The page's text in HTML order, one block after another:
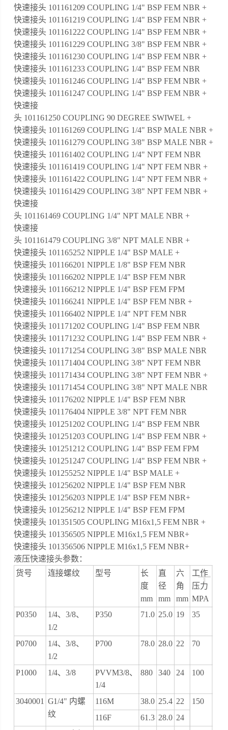
快速接头 101161209 COUPLING 1/4" BSP FEM NBR +
快速接头 101161219 COUPLING 1/4" BSP FEM NBR +
快速接头 101161222 COUPLING 1/4" BSP FEM NBR +
快速接头 101161229 COUPLING 3/8" BSP FEM NBR +
快速接头 101161230 COUPLING 1/4" BSP FEM NBR +
快速接头 101161233 COUPLING 1/4" BSP FEM NBR
快速接头 101161246 COUPLING 1/4" BSP FEM NBR +
快速接头 101161247 COUPLING 1/4" BSP FEM NBR +
快速接
头 101161250 COUPLING 90 DEGREE SWIWEL +
快速接头 101161269 COUPLING 1/4" BSP MALE NBR +
快速接头 101161279 COUPLING 3/8" BSP MALE NBR +
快速接头 101161402 COUPLING 1/4" NPT FEM NBR
快速接头 101161419 COUPLING 1/4" NPT FEM NBR +
快速接头 101161422 COUPLING 1/4" NPT FEM NBR +
快速接头 101161429 COUPLING 3/8" NPT FEM NBR +
快速接
头 101161469 COUPLING 1/4" NPT MALE NBR +
快速接
头 101161479 COUPLING 3/8" NPT MALE NBR +
快速接头 101165252 NIPPLE 1/4" BSP MALE +
快速接头 101166201 NIPPLE 1/8" BSP FEM NBR
快速接头 101166202 NIPPLE 1/4" BSP FEM NBR
快速接头 101166212 NIPPLE 1/4" BSP FEM FPM
快速接头 101166241 NIPPLE 1/4" BSP FEM NBR +
快速接头 101166402 NIPPLE 1/4" NPT FEM NBR
快速接头 101171202 COUPLING 1/4" BSP FEM NBR
快速接头 101171232 COUPLING 1/4" BSP FEM NBR +
快速接头 101171254 COUPLING 3/8" BSP MALE NBR
快速接头 101171404 COUPLING 3/8" NPT FEM NBR
快速接头 101171434 COUPLING 3/8" NPT FEM NBR +
快速接头 101171454 COUPLING 3/8" NPT MALE NBR
快速接头 101176202 NIPPLE 1/4" BSP FEM NBR
快速接头 101176404 NIPPLE 3/8" NPT FEM NBR
快速接头 101251202 COUPLING 1/4" BSP FEM NBR
快速接头 101251203 COUPLING 1/4" BSP FEM NBR +
快速接头 101251212 COUPLING 1/4" BSP FEM FPM
快速接头 101251247 COUPLING 1/4" BSP FEM NBR +
快速接头 101255252 NIPPLE 1/4" BSP MALE +
快速接头 101256202 NIPPLE 1/4" BSP FEM NBR
快速接头 101256203 NIPPLE 1/4" BSP FEM NBR+
快速接头 101256212 NIPPLE 1/4" BSP FEM FPM
快速接头 101351505 COUPLING M16x1,5 FEM NBR +
快速接头 101356505 NIPPLE M16x1,5 FEM NBR+
快速接头 101356506 NIPPLE M16x1,5 FEM NBR+
液压快速接头参数：
+
货号 连接螺纹 型号 长
度
mm
直
径
mm
六
角
mm
工作
压力
MPA
P0350
1/4、3/8、
1/2
P350 71.0 25.0 19 35
P0700 1/4、3/8、
1/2
P700 78.0 28.0 22 70
P1000 1/4、3/8
PVVM3/8、
1/4
880 340 24 100
3040001 G1/4" 内螺
纹
116M 38.0 25.4 22
150
116F
61.3 28.0 24